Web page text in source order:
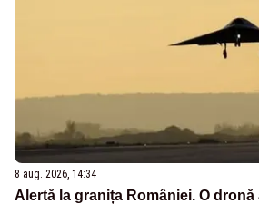
8 aug. 2026, 14:34
Alertă la granița României. O